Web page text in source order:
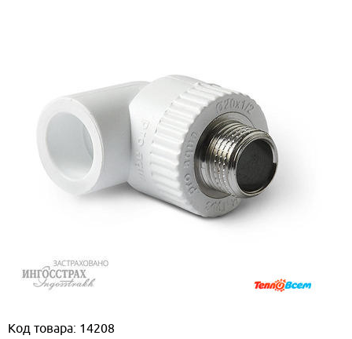
Код товара: 14208